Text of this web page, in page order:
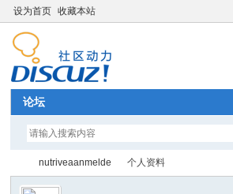
设为首页 收藏本站
论坛
nutriveaanmelde 个人资料